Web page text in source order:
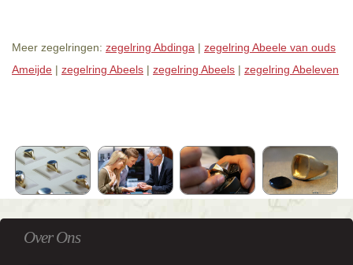
Meer zegelringen: zegelring Abdinga | zegelring Abeele van ouds
Ameijde | zegelring Abeels | zegelring Abeels | zegelring Abeleven
Over Ons